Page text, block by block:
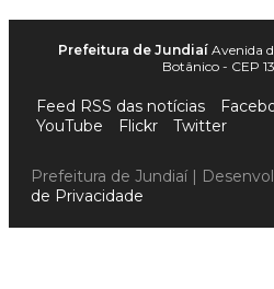
Prefeitura de Jundiaí Avenida
Botânico - CEP
Feed RSS das notícias
YouTube
Flickr Twitter
Prefeitura de Jundiaí |
de Privacidade